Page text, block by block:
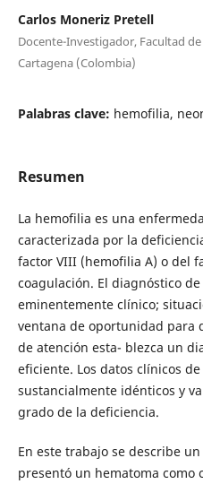
Carlos Moneriz Pretell
Docente-Investigador, Facultad
Cartagena (Colombia)
Palabras clave: hemofilia,
Resumen
La hemofilia es una
caracterizada por la
factor VIII (hemofilia A) o del
coagulación. El diagnóstico
eminentemente clínico;
ventana de oportunidad para
de atención esta- blezca un
eficiente. Los datos clínicos
sustancialmente idénticos y
grado de la deficiencia.
En este trabajo se describe
presentó un hematoma como